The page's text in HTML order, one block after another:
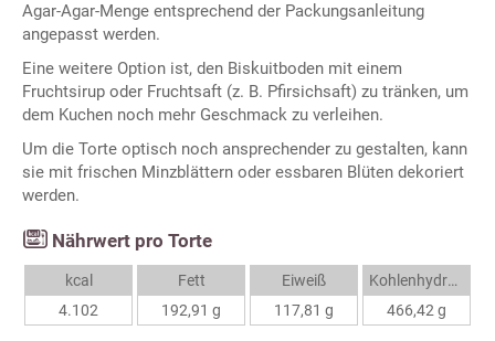
Agar-Agar-Menge entsprechend der Packungsanleitung
angepasst werden.
Eine weitere Option ist, den Biskuitboden mit einem
Fruchtsirup oder Fruchtsaft (z. B. Pfirsichsaft) zu tränken, um
dem Kuchen noch mehr Geschmack zu verleihen.
Um die Torte optisch noch ansprechender zu gestalten, kann
sie mit frischen Minzblättern oder essbaren Blüten dekoriert
werden.
Nährwert pro Torte
kcal
4.102
Fett
192,91 g
Eiweiß
117,81 g
Kohlenhydrate
466,42 g